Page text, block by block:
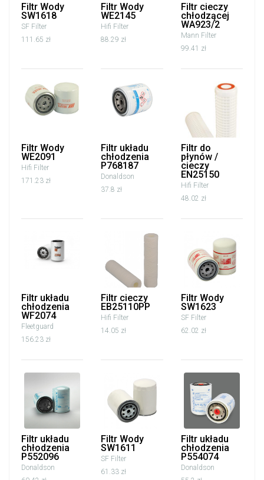
Filtr Wody
SW1618
SF Filter
111.65 zł
Filtr Wody
WE2145
Hifi Filter
88.29 zł
Filtr cieczy
chłodzącej
WA923/2
Mann Filter
99.41 zł
Filtr Wody
WE2091
Hifi Filter
171.23 zł
Filtr układu
chłodzenia
P768187
Donaldson
37.8 zł
Filtr do
płynów /
cieczy
EN25150
Hifi Filter
48.02 zł
Filtr układu
chłodzenia
WF2074
Fleetguard
156.23 zł
Filtr cieczy
EB25110PP
Hifi Filter
14.05 zł
Filtr Wody
SW1623
SF Filter
62.02 zł
Filtr układu
chłodzenia
P552096
Donaldson
Filtr Wody
SW1611
SF Filter
61.33 zł
Filtr układu
chłodzenia
P554074
Donaldson